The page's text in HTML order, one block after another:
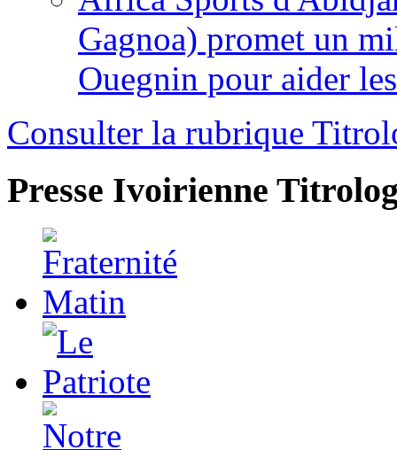
Gagnoa) promet un
Ouegnin pour aider
Consulter la rubrique
Presse Ivoirienne